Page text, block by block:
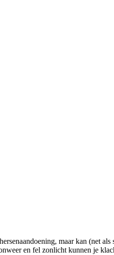
maar kan (net
en fel zonlicht kunnen je